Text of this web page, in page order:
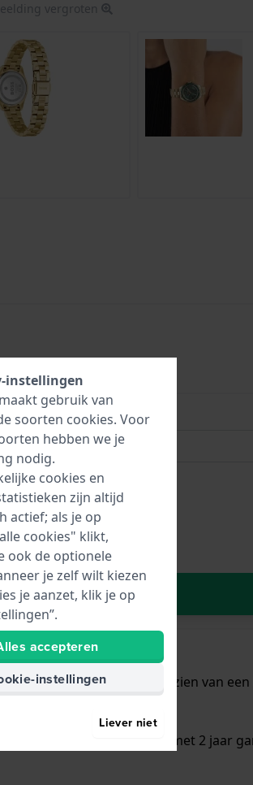
vergroten
meer:
In Winkelwagen
van 30 mm en is voorzien van
het horloge geleverd met 2 jaar
instellingen
gebruik van
soorten cookies. Voor
hebben we je
nodig.
cookies en
zijn altijd
actief; als je op
cookies" klikt,
ook de optionele
je zelf wilt kiezen
je aanzet, klik je op
accepteren
instellingen
Liever niet